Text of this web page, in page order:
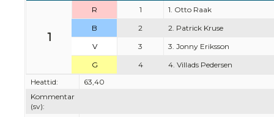
1
R 1
1. Otto Raak
B
2
2. Patrick Kruse
V
3
3. Jonny Eriksson
G
4
4. Villads Pedersen
Heattid:
63,40
Kommentar
(sv):